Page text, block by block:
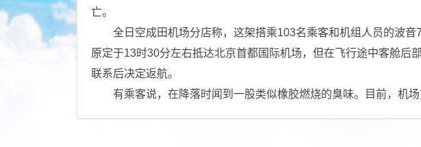
亡。
全日空成田机场分店称，这架搭乘103名乘客和机组人员的波音
原定于13时30分左右抵达北京首都国际机场，但在飞行途中客舱后
联系后决定返航。
有乘客说，在降落时闻到一股类似橡胶燃烧的臭味。目前，机场